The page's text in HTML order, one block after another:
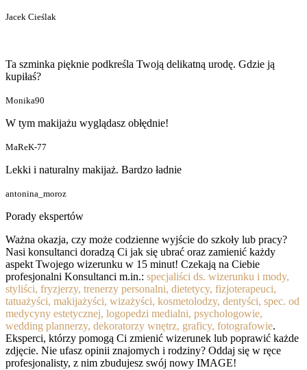
Jacek Cieślak
Ta szminka pięknie podkreśla Twoją delikatną urodę. Gdzie ją
kupiłaś?
Monika90
W tym makijażu wyglądasz obłędnie!
MaReK-77
Lekki i naturalny makijaż. Bardzo ładnie
antonina_moroz
Porady ekspertów
Ważna okazja, czy może codzienne wyjście do szkoły lub pracy?
Nasi konsultanci doradzą Ci jak się ubrać oraz zamienić każdy
aspekt Twojego wizerunku w 15 minut! Czekają na Ciebie
profesjonalni Konsultanci m.in.: specjaliści ds. wizerunku i mody,
styliści, fryzjerzy, trenerzy personalni, dietetycy, fizjoterapeuci,
tatuażyści, makijażyści, wizażyści, kosmetolodzy, dentyści, spec. od
medycyny estetycznej, logopedzi medialni, psychologowie,
wedding plannerzy, dekoratorzy wnętrz, graficy, fotografowie.
Eksperci, którzy pomogą Ci zmienić wizerunek lub poprawić każde
zdjęcie. Nie ufasz opinii znajomych i rodziny? Oddaj się w ręce
profesjonalisty, z nim zbudujesz swój nowy IMAGE!